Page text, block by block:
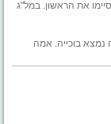
את הראשון. במל"ג
נמצא בוכייה. אמה